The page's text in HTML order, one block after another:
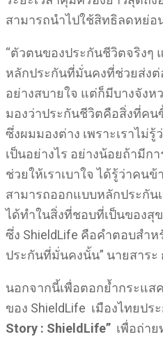
สามารถนำไปใช้สิทธิลดหย่อ
“ตัวตนของประกันชีวิตจริงๆ
หลักประกันที่มั่นคงที่ช่วยส่ง
อย่างสบายใจ แต่ก็มีบางจัง
มองว่าประกันชีวิตคือสิ่งที่คน
ซึ่งผมมองต่าง เพราะเราไม่
เป็นอย่างไร อย่างน้อยถ้ามีก
ช่วยให้เราเบาใจ ได้รู้ว่าคนข้
สามารถออกแบบหลักประกัน
ได้ทำในสิ่งที่ชอบที่เป็นของสุ
ซึ่ง ShieldLife คือคำตอบสำ
ประกันที่มั่นคงนั้น” นายสาระ
นอกจากนี้เพื่อตอกย้ำกระแส
ของ ShieldLife เมืองไทยป
Story : ShieldLife” เพื่อถ่า